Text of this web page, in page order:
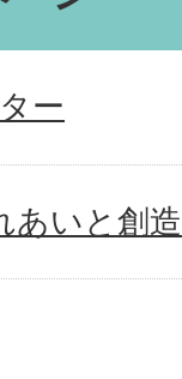
ー
あいと創